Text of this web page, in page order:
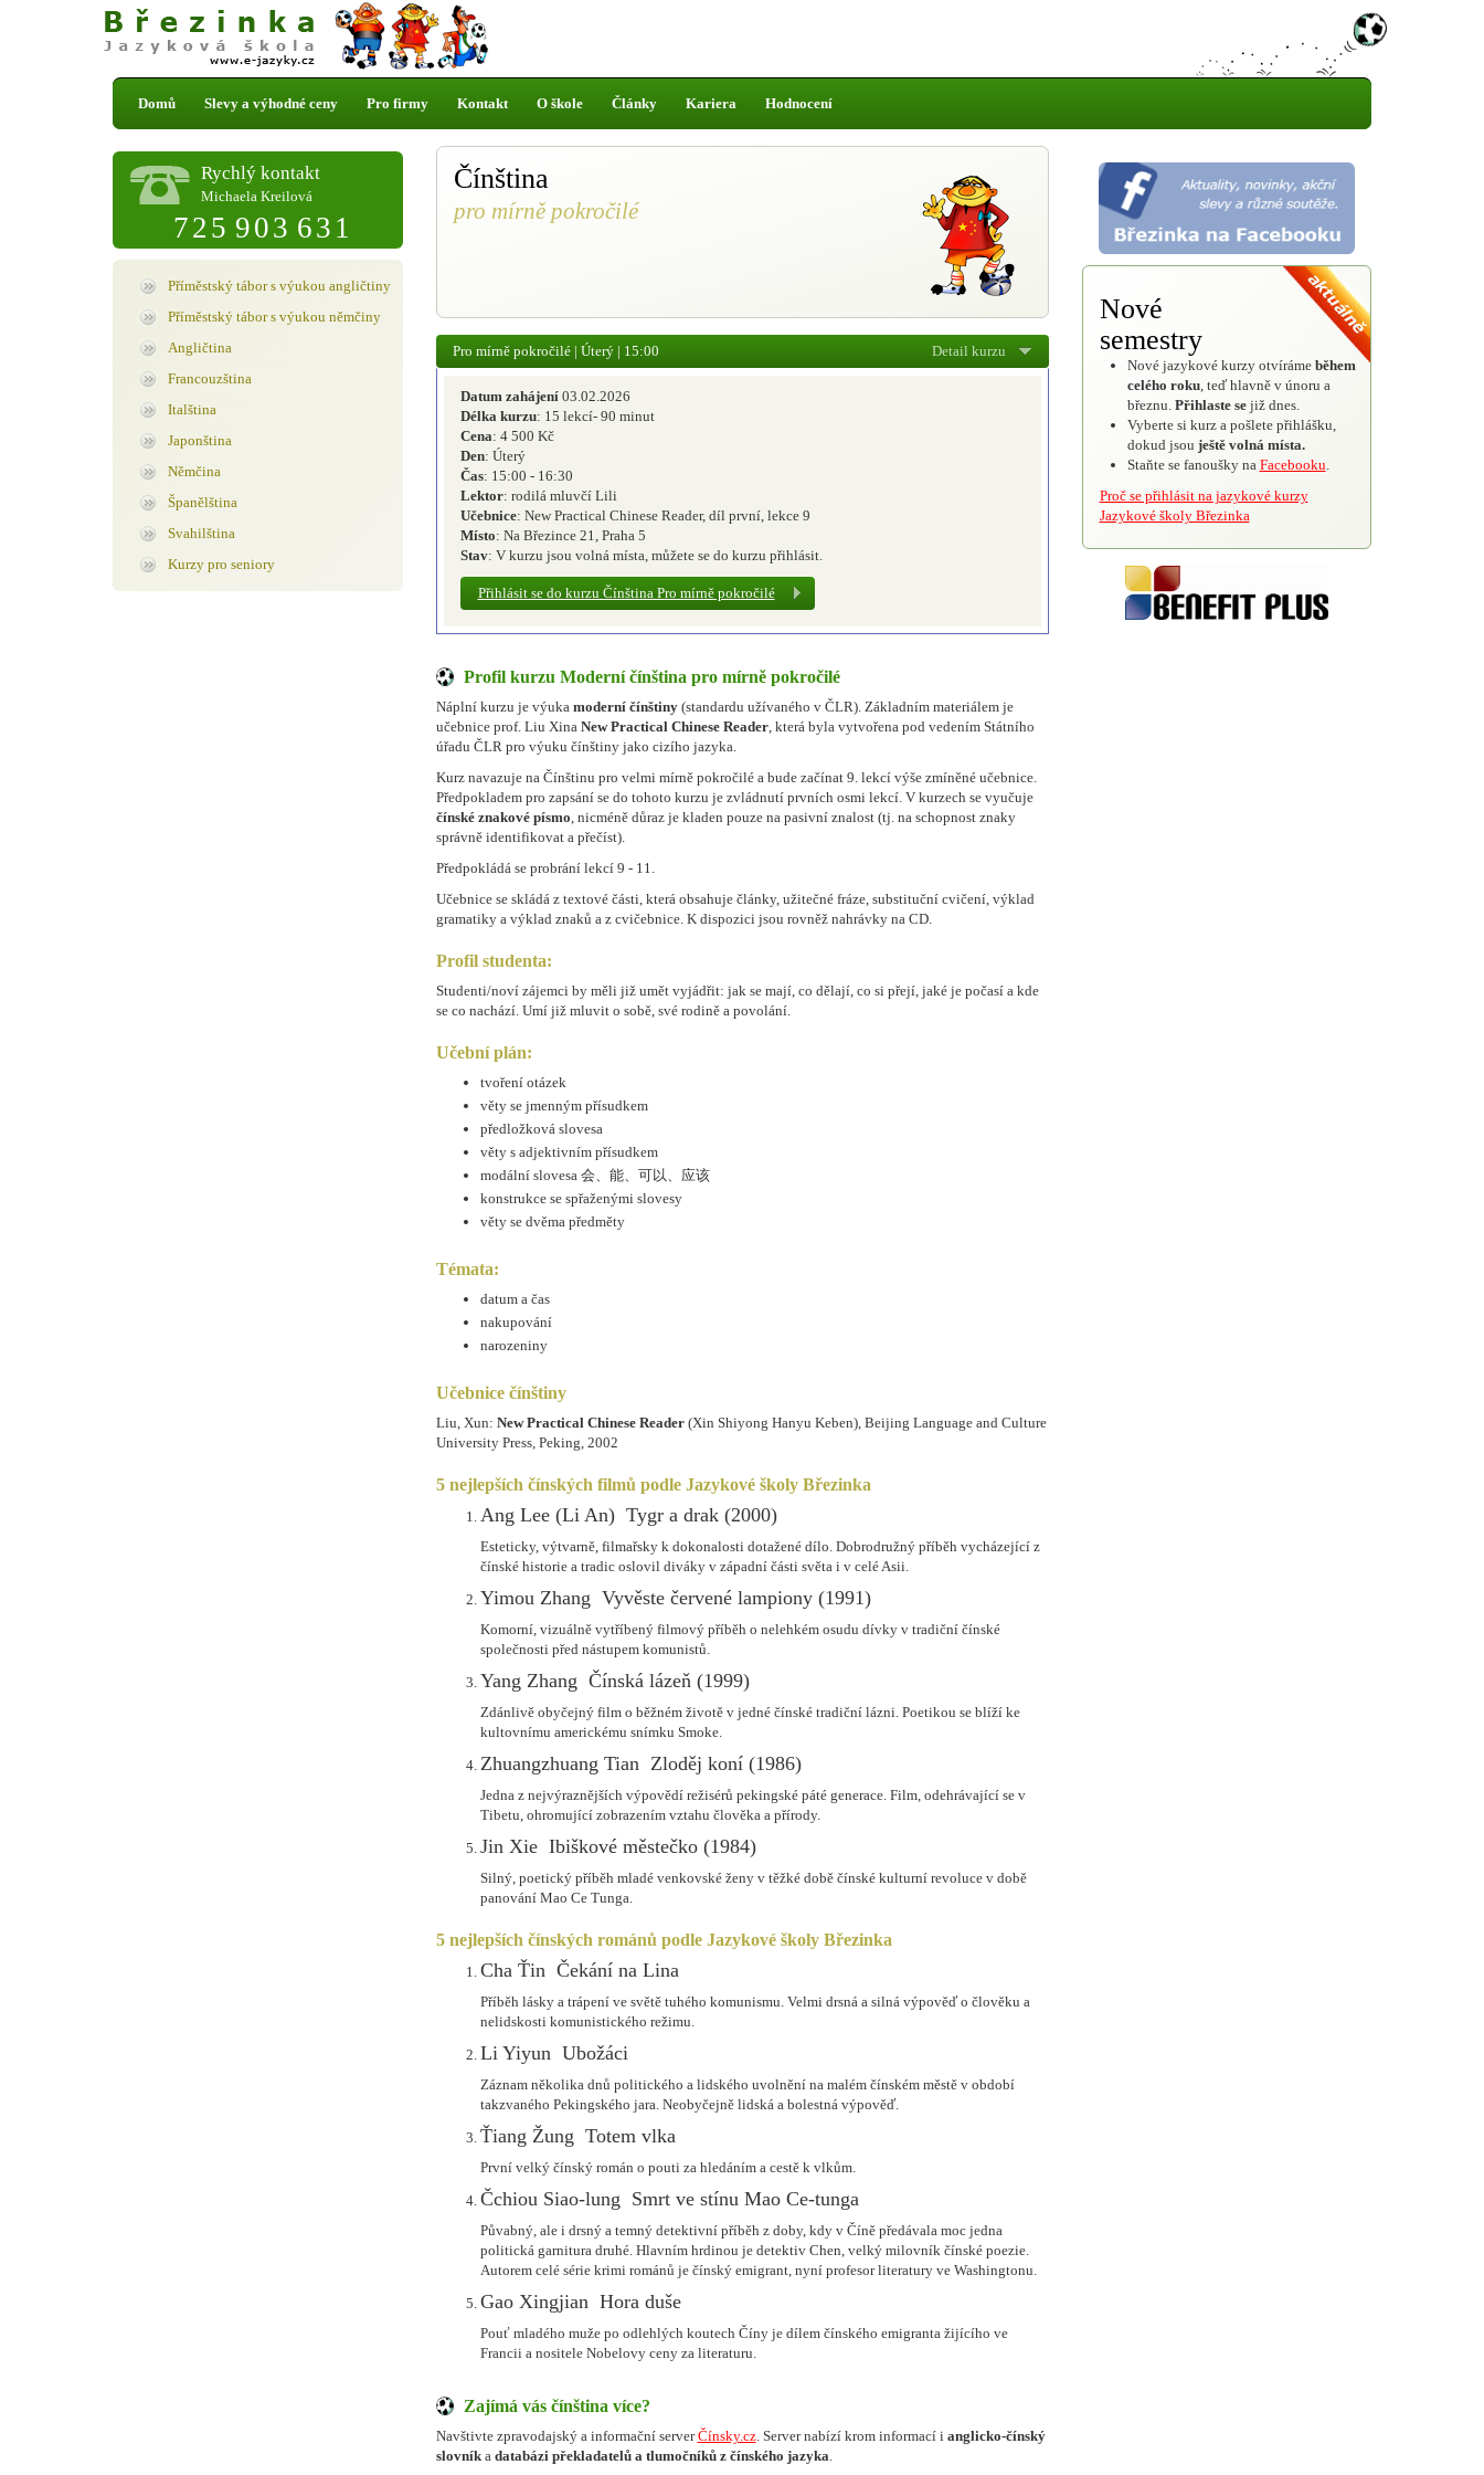
Domů Slevy a výhodné ceny Pro firmy Kontakt O škole Články Kariera Hodnocení
Rychlý kontakt
Michaela Kreilová
725 903 631
Příměstský tábor s výukou angličtiny
Příměstský tábor s výukou němčiny
Angličtina
Francouzština
Italština
Japonština
Němčina
Španělština
Svahilština
Kurzy pro seniory
Čínština
pro mírně pokročilé
Pro mírně pokročilé | Úterý | 15:00 Detail kurzu
Datum zahájení03.02.2026
Délka kurzu: 15 lekcí- 90 minut
Cena: 4 500 Kč
Den: Úterý
Čas: 15:00 - 16:30
Lektor: rodilá mluvčí Lili
Učebnice: New Practical Chinese Reader, díl první, lekce 9
Místo: Na Březince 21, Praha 5
Stav: V kurzu jsou volná místa, můžete se do kurzu přihlásit.
Přihlásit se do kurzu Čínština Pro mírně pokročilé
Profil kurzu Moderní čínština pro mírně pokročilé
Náplní kurzu je výuka moderní čínštiny (standardu užívaného v ČLR). Základním materiálem je
učebnice prof. Liu Xina New Practical Chinese Reader, která byla vytvořena pod vedením Státního
úřadu ČLR pro výuku čínštiny jako cizího jazyka.
Kurz navazuje na Čínštinu pro velmi mírně pokročilé a bude začínat 9. lekcí výše zmíněné učebnice.
Předpokladem pro zapsání se do tohoto kurzu je zvládnutí prvních osmi lekcí. V kurzech se vyučuje
čínské znakové písmo, nicméně důraz je kladen pouze na pasivní znalost (tj. na schopnost znaky
správně identifikovat a přečíst).
Předpokládá se probrání lekcí 9 - 11.
Učebnice se skládá z textové části, která obsahuje články, užitečné fráze, substituční cvičení, výklad
gramatiky a výklad znaků a z cvičebnice. K dispozici jsou rovněž nahrávky na CD.
Profil studenta:
Studenti/noví zájemci by měli již umět vyjádřit: jak se mají, co dělají, co si přejí, jaké je počasí a kde
se co nachází. Umí již mluvit o sobě, své rodině a povolání.
Učební plán:
tvoření otázek
věty se jmenným přísudkem
předložková slovesa
věty s adjektivním přísudkem
modální slovesa 会、能、可以、应该
konstrukce se spřaženými slovesy
věty se dvěma předměty
Témata:
datum a čas
nakupování
narozeniny
Učebnice čínštiny
Liu, Xun: New Practical Chinese Reader(Xin Shiyong Hanyu Keben), Beijing Language and Culture
University Press, Peking, 2002
5 nejlepších čínských filmů podle Jazykové školy Březinka
Ang Lee (Li An)  Tygr a drak (2000)
Esteticky, výtvarně, filmařsky k dokonalosti dotažené dílo. Dobrodružný příběh vycházející z
čínské historie a tradic oslovil diváky v západní části světa i v celé Asii.
Yimou Zhang  Vyvěste červené lampiony (1991)
Komorní, vizuálně vytříbený filmový příběh o nelehkém osudu dívky v tradiční čínské
společnosti před nástupem komunistů.
Yang Zhang  Čínská lázeň (1999)
Zdánlivě obyčejný film o běžném životě v jedné čínské tradiční lázni. Poetikou se blíží ke
kultovnímu americkému snímku Smoke.
Zhuangzhuang Tian  Zloděj koní (1986)
Jedna z nejvýraznějších výpovědí režisérů pekingské páté generace. Film, odehrávající se v
Tibetu, ohromující zobrazením vztahu člověka a přírody.
Jin Xie  Ibiškové městečko (1984)
Silný, poetický příběh mladé venkovské ženy v těžké době čínské kulturní revoluce v době
panování Mao Ce Tunga.
5 nejlepších čínských románů podle Jazykové školy Březinka
Cha Ťin  Čekání na Lina
Příběh lásky a trápení ve světě tuhého komunismu. Velmi drsná a silná výpověď o člověku a
nelidskosti komunistického režimu.
Li Yiyun  Ubožáci
Záznam několika dnů politického a lidského uvolnění na malém čínském městě v období
takzvaného Pekingského jara. Neobyčejně lidská a bolestná výpověď.
Ťiang Žung  Totem vlka
První velký čínský román o pouti za hledáním a cestě k vlkům.
Čchiou Siao-lung  Smrt ve stínu Mao Ce-tunga
Půvabný, ale i drsný a temný detektivní příběh z doby, kdy v Číně předávala moc jedna
politická garnitura druhé. Hlavním hrdinou je detektiv Chen, velký milovník čínské poezie.
Autorem celé série krimi románů je čínský emigrant, nyní profesor literatury ve Washingtonu.
Gao Xingjian  Hora duše
Pouť mladého muže po odlehlých koutech Číny je dílem čínského emigranta žijícího ve
Francii a nositele Nobelovy ceny za literaturu.
Zajímá vás čínština více?
Navštivte zpravodajský a informační serverČínsky.cz. Server nabízí krom informací i anglicko-čínský
slovníka databázi překladatelů a tlumočníků z čínského jazyka.
Nové
semestry
Nové jazykové kurzy otvíráme během
celého roku, teď hlavně v únoru a
březnu. Přihlaste sejiž dnes.
Vyberte si kurz a pošlete přihlášku,
dokud jsou ještě volná místa.
Staňte se fanoušky na Facebooku
Proč se přihlásit na jazykové kurzy
Jazykové školy Březinka